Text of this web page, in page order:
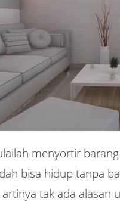
menyortir
bisa hidup tanpa
tak ada alasan